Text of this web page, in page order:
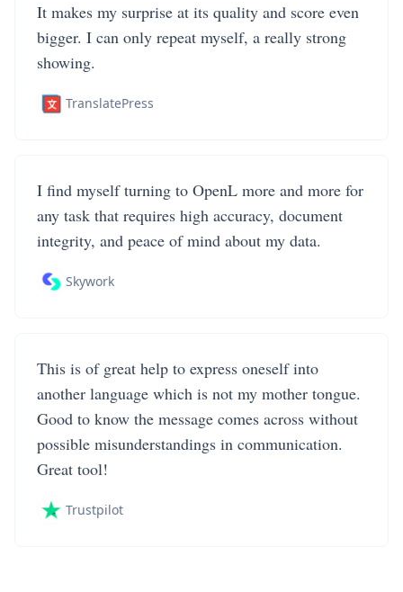
It makes my surprise at its quality and score even
bigger. I can only repeat myself, a really strong
showing.
TranslatePress
I find myself turning to OpenL more and more for
any task that requires high accuracy, document
integrity, and peace of mind about my data.
Skywork
This is of great help to express oneself into
another language which is not my mother tongue.
Good to know the message comes across without
possible misunderstandings in communication.
Great tool!
Trustpilot